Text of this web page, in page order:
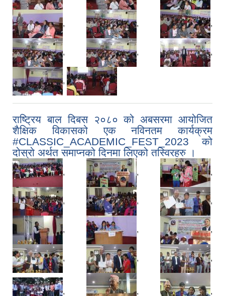
, , ,
, , ,
,
राष्ट्रिय बाल दिबस २०८० को अबसरमा आयोजित
शैक्षिक विकासको एक नविनतम कार्यक्रम
#CLASSIC_ACADEMIC_FEST_2023 को
दोस्रो अर्थत समाप्नको दिनमा लिएको तस्विरहरु ।
, , ,
, , ,
, , ,
, , ,
, , ,